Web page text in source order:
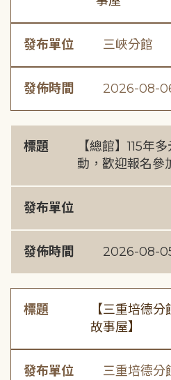
發布單位 三峽分館
發佈時間 2026-08-
標題
【總館】115年
動，歡迎報名參
發布單位
發佈時間 2026-08-
標題
【三重培德
故事屋】
發布單位 三重培德分